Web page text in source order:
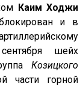
Каим Ходжи
и в
шейх
Козицкого
части горной